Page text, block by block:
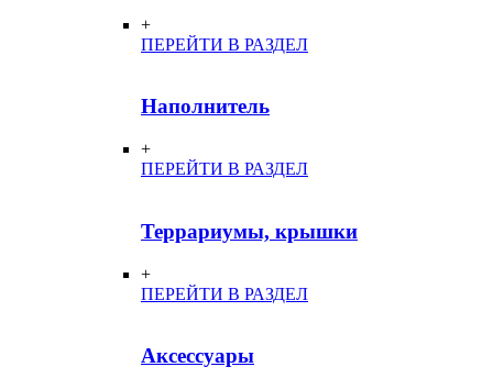
+
ПЕРЕЙТИ В РАЗДЕЛ
Наполнитель
+
ПЕРЕЙТИ В РАЗДЕЛ
Террариумы, крышки
+
ПЕРЕЙТИ В РАЗДЕЛ
Аксессуары